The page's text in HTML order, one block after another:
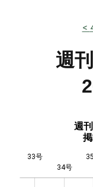
週
週
33号
34号